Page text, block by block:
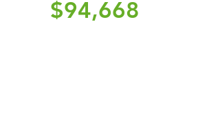
$94,668